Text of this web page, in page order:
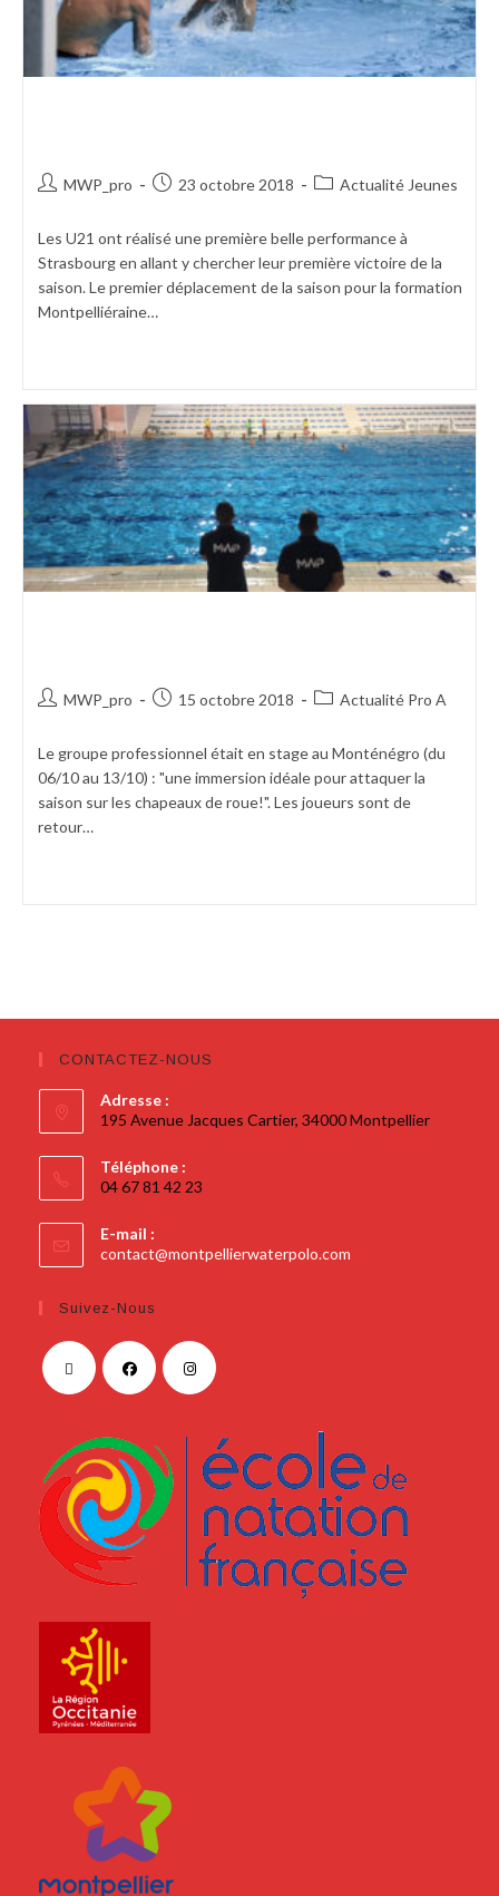
MWP_pro 23 octobre 2018 Actualité Jeunes
Les U21 ont réalisé une première belle performance à
Strasbourg en allant y chercher leur première victoire de la
saison. Le premier déplacement de la saison pour la formation
Montpelliéraine…
MWP_pro 15 octobre 2018 Actualité Pro A
Le groupe professionnel était en stage au Monténégro (du
06/10 au 13/10) : "une immersion idéale pour attaquer la
saison sur les chapeaux de roue!". Les joueurs sont de
retour…
CONTACTEZ-NOUS
Adresse :
195 Avenue Jacques Cartier, 34000 Montpellier
Téléphone :
04 67 81 42 23
E-mail :
contact@montpellierwaterpolo.com
Suivez-Nous